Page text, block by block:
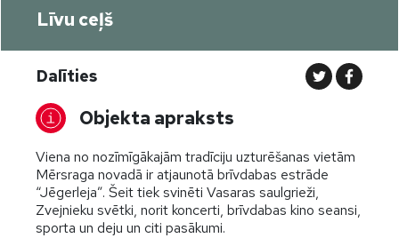
Līvu ceļš
Dalīties
Objekta apraksts
Viena no nozīmīgākajām tradīciju uzturēšanas vietām
Mērsraga novadā ir atjaunotā brīvdabas estrāde
“Jēgerleja”. Šeit tiek svinēti Vasaras saulgrieži,
Zvejnieku svētki, norit koncerti, brīvdabas kino seansi,
sporta un deju un citi pasākumi.